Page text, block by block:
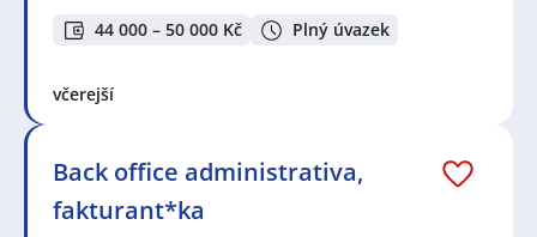
44 000 – 50 000 Kč Plný úvazek
včerejší
Back office administrativa,
fakturant*ka